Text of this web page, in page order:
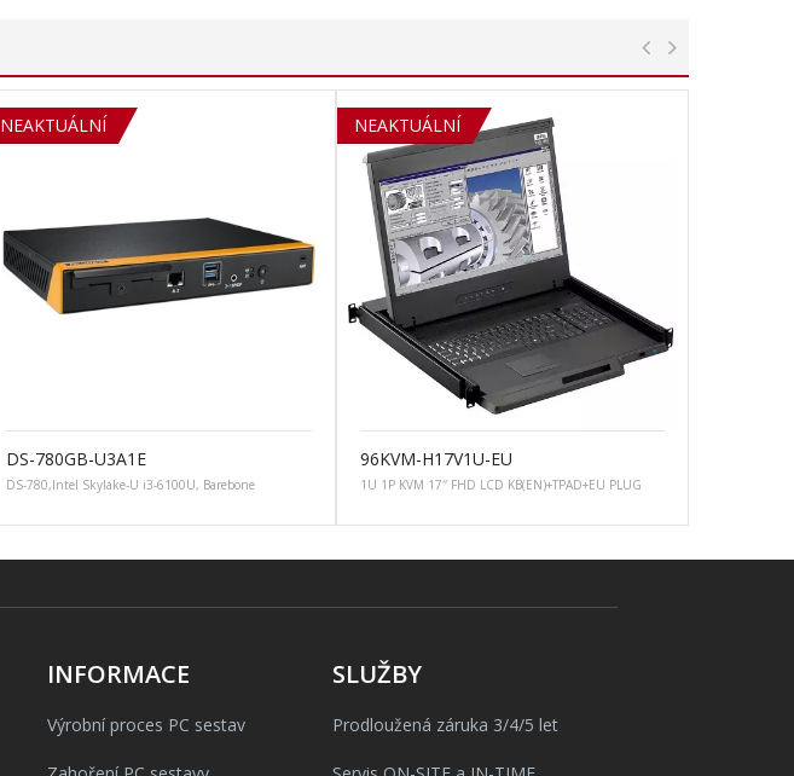
SOLD OUT
NEAKTUÁLNÍ
DS-780GB-U3A1E
DS-780,Intel Skylake-U i3-6100U, Barebone
SOLD OUT
NEAKTUÁLNÍ
96KVM-H17V1U-EU
1U 1P KVM 17″ FHD LCD KB(EN)+TPAD+EU PLUG
INFORMACE
Výrobní proces PC sestav
SLUŽBY
Prodloužená záruka 3/4/5 let